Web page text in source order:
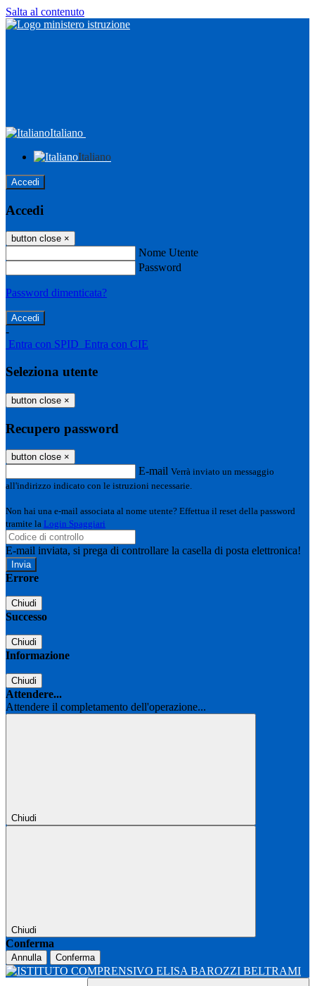
Salta al contenuto
Italiano
Italiano
Accedi
Accedi
button close ×
Nome Utente
Password
Password dimenticata?
-
Entra con SPID Entra con CIE
Seleziona utente
button close ×
Recupero password
button close ×
E-mail Verrà inviato un messaggio
all'indirizzo indicato con le istruzioni necessarie.
Non hai una e-mail associata al nome utente? Effettua il reset della password
tramite la Login Spaggiari
E-mail inviata, si prega di controllare la casella di posta elettronica!
Errore
Chiudi
Successo
Chiudi
Informazione
Chiudi
Attendere...
Attendere il completamento dell'operazione...
Chiudi
Chiudi
Conferma
Annulla Conferma